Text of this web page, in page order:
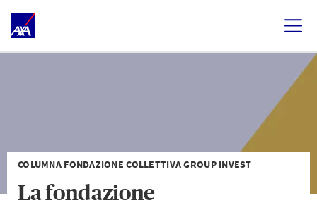
COLUMNA FONDAZIONE COLLETTIVA GROUP INVEST
La fondazione